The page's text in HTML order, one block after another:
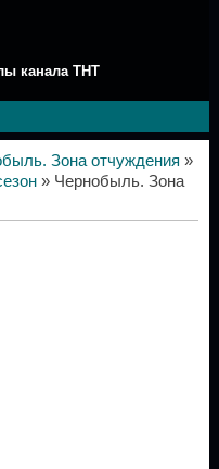
канала ТНТ
Зона отчуждения »
» Чернобыль. Зона